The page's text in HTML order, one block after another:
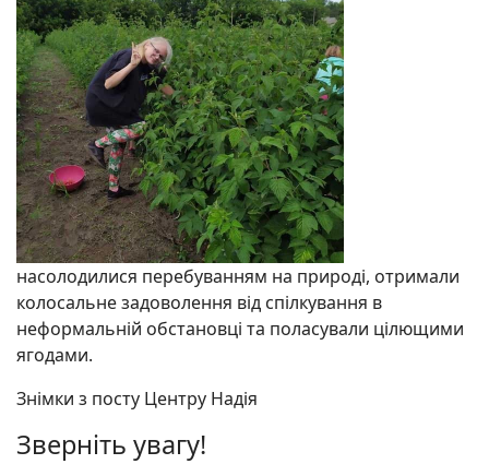
насолодилися перебуванням на природі, отримали
колосальне задоволення від спілкування в
неформальній обстановці та поласували цілющими
ягодами.
Знімки з посту Центру Надія
Зверніть увагу!